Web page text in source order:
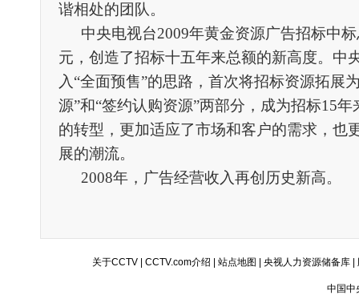
谐相处的团队。
中央电视台2009年黄金资源广告招标中
元，创造了招标十五年来总额的新高度。中
入“全面预售”的思路，首次将招标资源拓展
源”和“签约认购资源”两部分，成为招标15
的转型，更加适应了市场和客户的需求，也
展的潮流。
2008年，广告经营收入再创历史新高。
关于CCTV| CCTV.com介绍 站点地图 央视人力资源储备库|
中国中